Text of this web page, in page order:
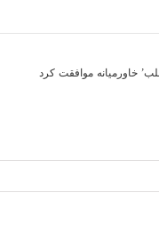
خاورمیانه موافقت کرد